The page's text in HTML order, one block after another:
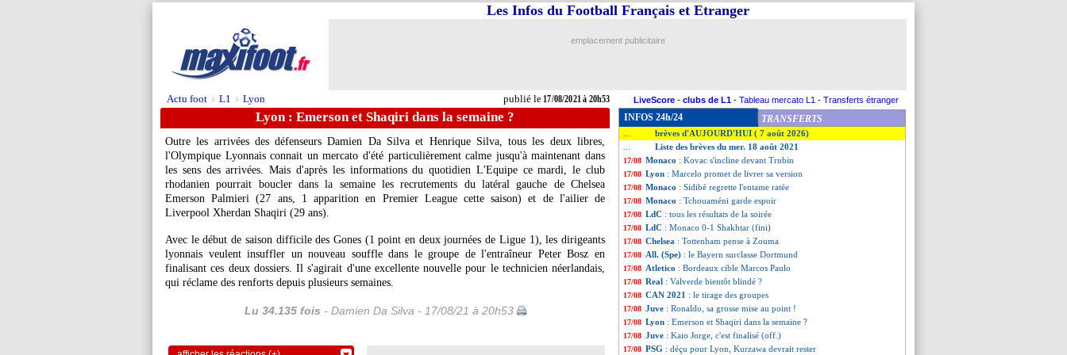
Actu foot > L1 > Lyon publié le17/08/2021 à 20h53
Les Infos du Football Français et Etranger
emplacement publicitaire
LiveScore - clubs de L1 - Tableau mercato L1 - Transferts étranger
Lyon : Emerson et Shaqiri dans la semaine ?
Outre les arrivées des défenseurs Damien Da Silva et Henrique Silva, tous les deux libres,
l'Olympique Lyonnais connait un mercato d'été particulièrement calme jusqu'à maintenant dans
les sens des arrivées. Mais d'après les informations du quotidien L'Equipe ce mardi, le club
rhodanien pourrait boucler dans la semaine les recrutements du latéral gauche de Chelsea
Emerson Palmieri (27 ans, 1 apparition en Premier League cette saison) et de l'ailier de
Liverpool Xherdan Shaqiri (29 ans).
Avec le début de saison difficile des Gones (1 point en deux journées de Ligue 1), les dirigeants
lyonnais veulent insuffler un nouveau souffle dans le groupe de l'entraîneur Peter Bosz en
finalisant ces deux dossiers. Il s'agirait d'une excellente nouvelle pour le technicien néerlandais,
qui réclame des renforts depuis plusieurs semaines.
Lu 34.135 fois - Damien Da Silva - 17/08/21 à 20h53
INFOS 24h/24 TRANSFERTS
brèves d'AUJOURD'HUI ( 7 août 2026)
Liste des brèves du mer. 18 août 2021
17/08 Monaco : Kovac s'incline devant Trubin
17/08 Lyon : Marcelo promet de livrer sa version
17/08 Monaco : Sidibé regrette l'entame ratée
17/08 Monaco : Tchouaméni garde espoir
17/08 LdC : tous les résultats de la soirée
17/08 LdC : Monaco 0-1 Shakhtar (fini)
17/08 Chelsea : Tottenham pense à Zouma
17/08 All. (Spe) : le Bayern surclasse Dortmund
17/08 Atletico : Bordeaux cible Marcos Paulo
17/08 Real : Valverde bientôt blindé ?
17/08 CAN 2021 : le tirage des groupes
17/08 Juve : Ronaldo, sa grosse mise au point !
17/08 Lyon : Emerson et Shaqiri dans la semaine ?
17/08 Juve : Kaio Jorge, c'est finalisé (off.)
17/08 PSG : déçu pour Lyon, Kurzawa devrait rester